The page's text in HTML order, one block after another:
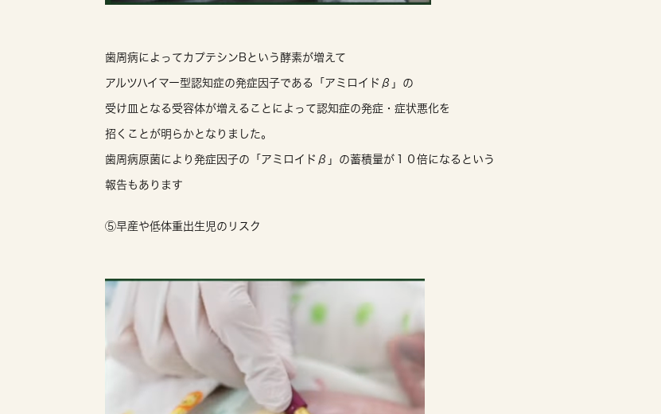
歯周病によってカプテシンBという酵素が増えて
アルツハイマー型認知症の発症因子である「アミロイドβ」の
受け皿となる受容体が増えることによって認知症の発症・症状悪化を
招くことが明らかとなりました。
歯周病原菌により発症因子の「アミロイドβ」の蓄積量が１０倍になるという
報告もあります
⑤早産や低体重出生児のリスク